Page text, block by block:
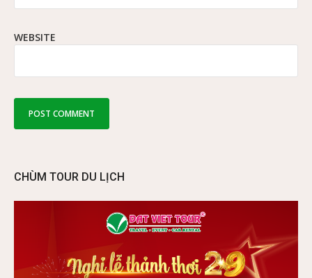
WEBSITE
CHÙM TOUR DU LỊCH